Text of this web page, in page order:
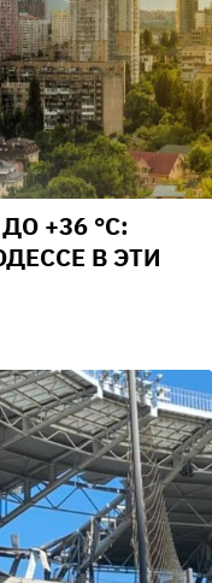
+36 °С:
В ЭТИ